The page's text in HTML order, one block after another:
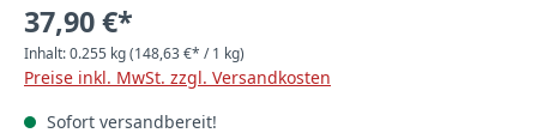
37,90 €*
Inhalt:0.255 kg(148,63 €* / 1 kg)
Preise inkl. MwSt. zzgl. Versandkosten
Sofort versandbereit!